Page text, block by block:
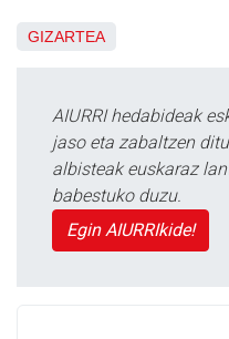
GIZARTEA
AIURRI hedabideak
jaso eta zabaltzen
albisteak euskaraz
babestuko duzu.
Egin AIURRIkide!